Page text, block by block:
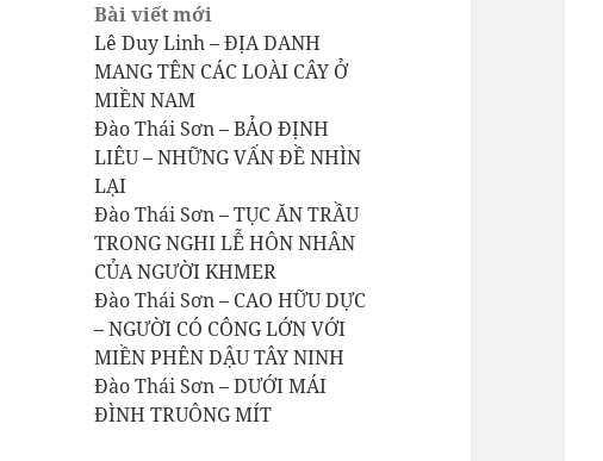
Bài viết mới
Lê Duy Linh – ĐỊA DANH
MANG TÊN CÁC LOÀI CÂY Ở
MIỀN NAM
Đào Thái Sơn – BẢO ĐỊNH
LIÊU – NHỮNG VẤN ĐỀ NHÌN
LẠI
Đào Thái Sơn – TỤC ĂN TRẦU
TRONG NGHI LỄ HÔN NHÂN
CỦA NGƯỜI KHMER
Đào Thái Sơn – CAO HỮU DỰC
– NGƯỜI CÓ CÔNG LỚN VỚI
MIỀN PHÊN DẬU TÂY NINH
Đào Thái Sơn – DƯỚI MÁI
ĐÌNH TRUÔNG MÍT